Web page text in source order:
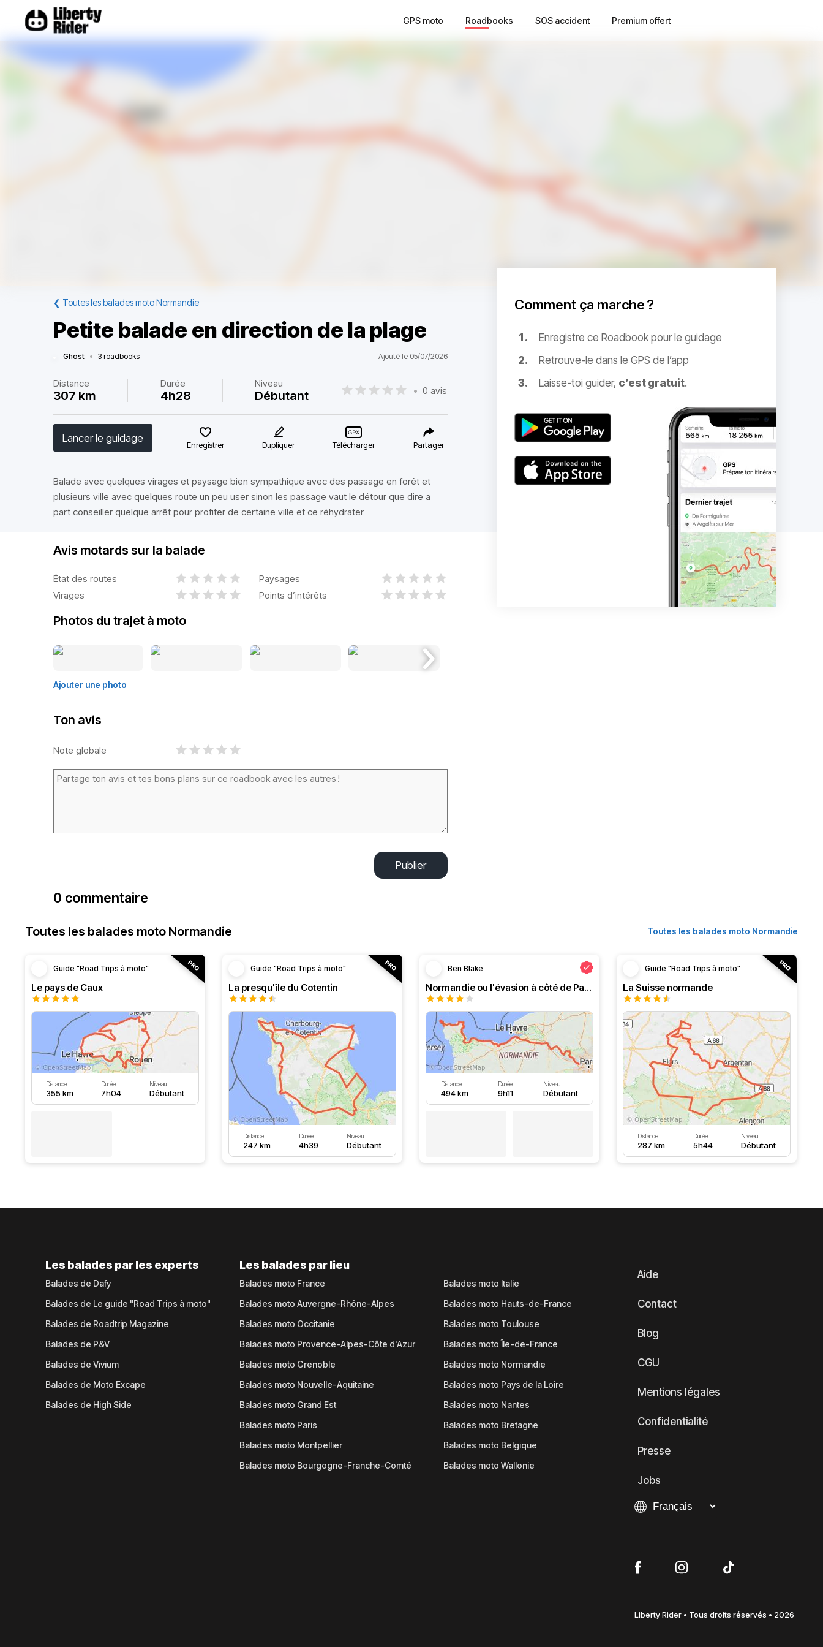
GPS moto Roadbooks SOS accident Premium offert
❮ Toutes les balades moto Normandie
Petite balade en direction de la plage
Ghost • 3 roadbooks Ajouté le 05/07/2026
Distance
307 km
Durée
4h28
Niveau
Débutant • 0 avis
Lancer le guidage
Enregistrer Dupliquer Télécharger Partager
Balade avec quelques virages et paysage bien sympathique avec des passage en forêt et
plusieurs ville avec quelques route un peu user sinon les passage vaut le détour que dire a
part conseiller quelque arrêt pour profiter de certaine ville et ce réhydrater
Comment ça marche ?
Enregistre ce Roadbook pour le guidage
Retrouve-le dans le GPS de l’app
Laisse-toi guider, c’est gratuit.
Avis motards sur la balade
État des routes
Paysages
Virages
Points d’intérêts
Photos du trajet à moto
Ajouter une photo
Ton avis
Note globale
Publier
0 commentaire
Toutes les balades moto Normandie Toutes les balades moto Normandie
Guide "Road Trips à moto"
Le pays de Caux
Distance
355 km
Durée
7h04
Niveau
Débutant
Guide "Road Trips à moto"
La presqu'île du Cotentin
Distance
247 km
Durée
4h39
Niveau
Débutant
Ben Blake
Normandie ou l'évasion à côté de Paris
Distance
494 km
Durée
9h11
Niveau
Débutant
Guide "Road Trips à moto"
La Suisse normande
Distance
287 km
Durée
5h44
Niveau
Débutant
Les balades par les experts
Balades de Dafy
Balades de Le guide "Road Trips à moto"
Balades de Roadtrip Magazine
Balades de P&V
Balades de Vivium
Balades de Moto Excape
Balades de High Side
Les balades par lieu
Balades moto France
Balades moto Auvergne-Rhône-Alpes
Balades moto Occitanie
Balades moto Provence-Alpes-Côte d'Azur
Balades moto Grenoble
Balades moto Nouvelle-Aquitaine
Balades moto Grand Est
Balades moto Paris
Balades moto Montpellier
Balades moto Bourgogne-Franche-Comté
Balades moto Italie
Balades moto Hauts-de-France
Balades moto Toulouse
Balades moto Île-de-France
Balades moto Normandie
Balades moto Pays de la Loire
Balades moto Nantes
Balades moto Bretagne
Balades moto Belgique
Balades moto Wallonie
Aide
Contact
Blog
CGU
Mentions légales
Confidentialité
Presse
Jobs
Liberty Rider • Tous droits réservés • 2026